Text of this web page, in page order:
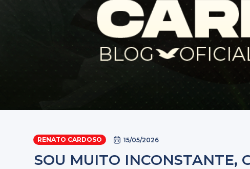
RENATO CARDOSO 15/05/2026
SOU MUITO INCONSTANTE,